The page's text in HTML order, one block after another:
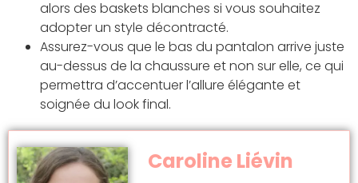
alors des baskets blanches si vous souhaitez
adopter un style décontracté.
Assurez-vous que le bas du pantalon arrive juste
au-dessus de la chaussure et non sur elle, ce qui
permettra d’accentuer l’allure élégante et
soignée du look final.
Caroline Liévin